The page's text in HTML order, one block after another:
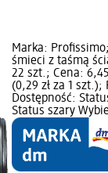
Marka:
śmieci z taśmą
22 szt.; Cena:
(0,29 zł za 1
Dostępność:
Status szary